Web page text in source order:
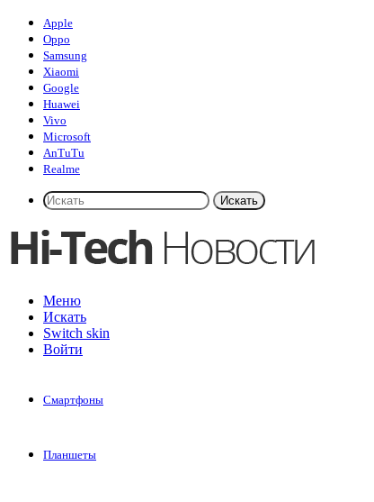
Apple
Oppo
Samsung
Xiaomi
Google
Huawei
Vivo
Microsoft
AnTuTu
Realme
Искать
Меню
Искать
Switch skin
Войти
Смартфоны
Планшеты